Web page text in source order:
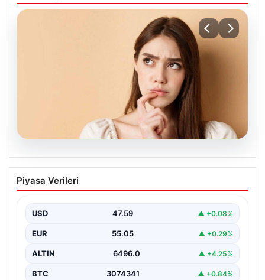
05.08.2026
Kararlarında Kararlı Olamayan Burçlar:
En Çok Fikir Değiştiren 5 Burç
bulunmaktadır ve bunlar günlük yaşamda karar verme…
Piyasa Verileri
USD 47.59 ▲ +0.08%
EUR 55.05 ▲ +0.29%
ALTIN 6496.0 ▲ +4.25%
BTC 3074341 ▲ +0.84%